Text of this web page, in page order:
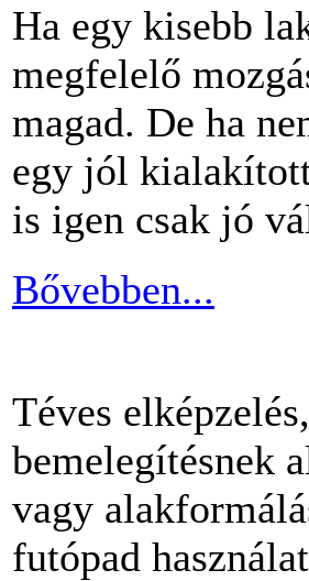
Ha egy kisebb
megfelelő
magad. De ha
egy jól
is igen csak jó
Bővebben...
Téves
bemelegítésnek
vagy
futópad